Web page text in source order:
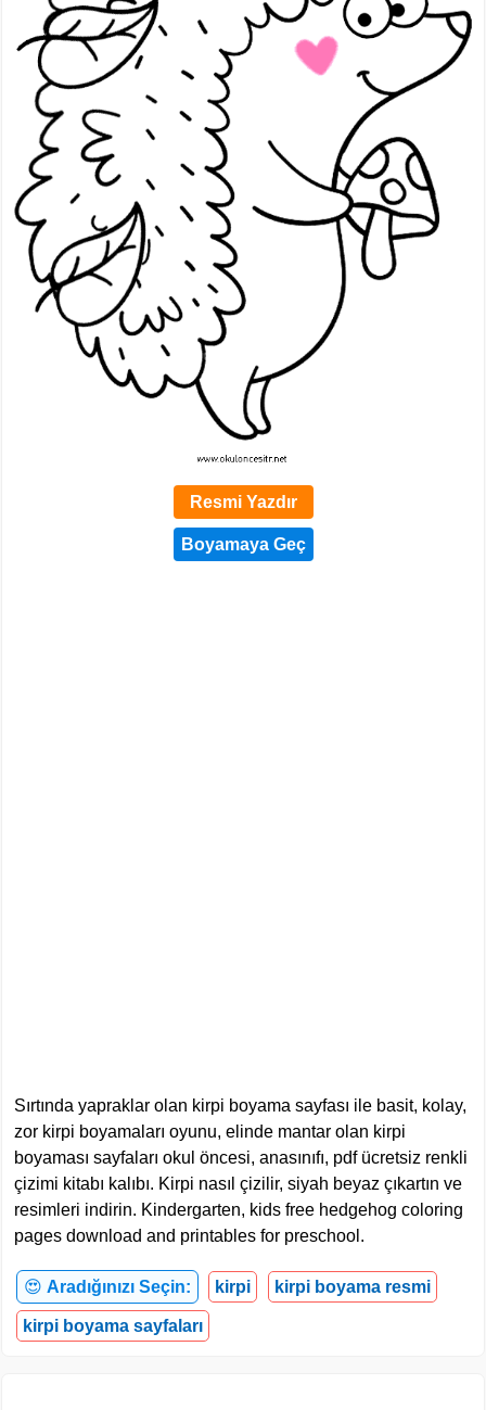
Resmi Yazdır
Sırtında yapraklar olan kirpi boyama sayfası ile basit, kolay,
zor kirpi boyamaları oyunu, elinde mantar olan kirpi
boyaması sayfaları okul öncesi, anasınıfı, pdf ücretsiz renkli
çizimi kitabı kalıbı. Kirpi nasıl çizilir, siyah beyaz çıkartın ve
resimleri indirin. Kindergarten, kids free hedgehog coloring
pages download and printables for preschool.
😍 Aradığınızı Seçin: kirpi kirpi boyama resmi
kirpi boyama sayfaları